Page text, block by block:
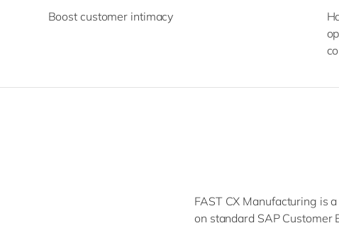
Boost customer intimacy
FAST CX Manufacturing is
on standard SAP Customer